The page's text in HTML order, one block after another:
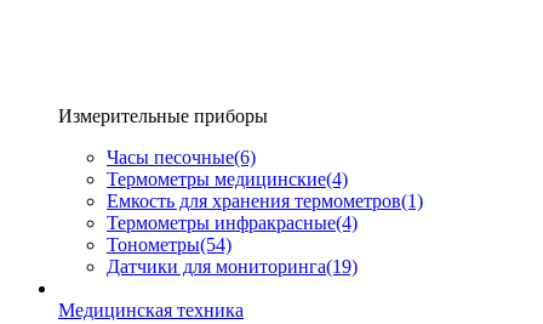
Измерительные приборы
Часы песочные(6)
Термометры медицинские(4)
Емкость для хранения термометров(1)
Термометры инфракрасные(4)
Тонометры(54)
Датчики для мониторинга(19)
Медицинская техника